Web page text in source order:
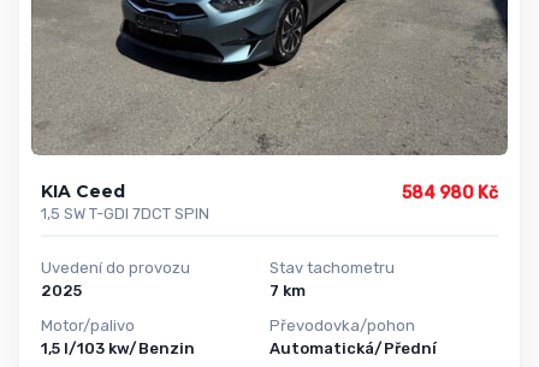
KIA Ceed
1,5 SW T-GDI 7DCT SPIN
584 980 Kč
Uvedení do provozu
2025
Motor/palivo
1,5 l/103 kw/Benzin
Stav tachometru
7 km
Převodovka/pohon
Automatická/Přední